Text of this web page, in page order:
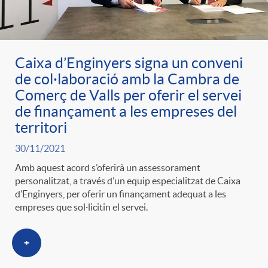
r
a
S
a
l
a
ó
p
e
r
c
a
t
t
e
n
i
d
o
A
l
i
c
a
d
o
r
Caixa d’Enginyers signa un conveni
de col·laboració amb la Cambra de
Comerç de Valls per oferir el servei
de finançament a les empreses del
territori
30/11/2021
Amb aquest acord s’oferirà un assessorament
personalitzat, a través d’un equip especialitzat de Caixa
d’Enginyers, per oferir un finançament adequat a les
empreses que sol·licitin el servei.
+